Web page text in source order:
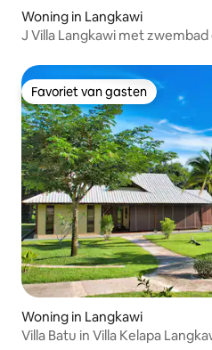
Woning in Langkawi
J Villa Langkawi met zwembad
Favoriet van gasten
Favoriet van gasten
Woning in Langkawi
Villa Batu in Villa Kelapa